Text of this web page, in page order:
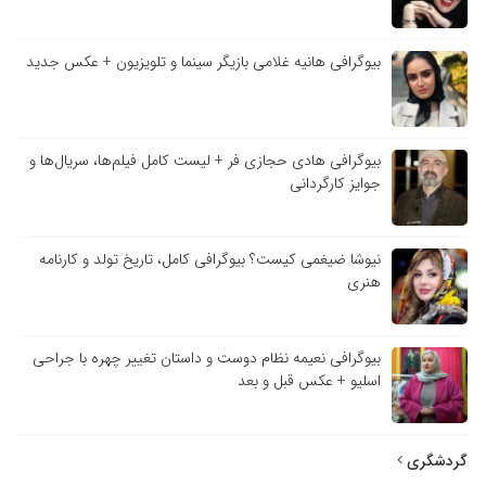
بیوگرافی هانیه غلامی بازیگر سینما و تلویزیون + عکس جدید
بیوگرافی هادی حجازی فر + لیست کامل فیلم‌ها، سریال‌ها و
جوایز کارگردانی
نیوشا ضیغمی کیست؟ بیوگرافی کامل، تاریخ تولد و کارنامه
هنری
بیوگرافی نعیمه نظام دوست و داستان تغییر چهره با جراحی
اسلیو + عکس قبل و بعد
گردشگری